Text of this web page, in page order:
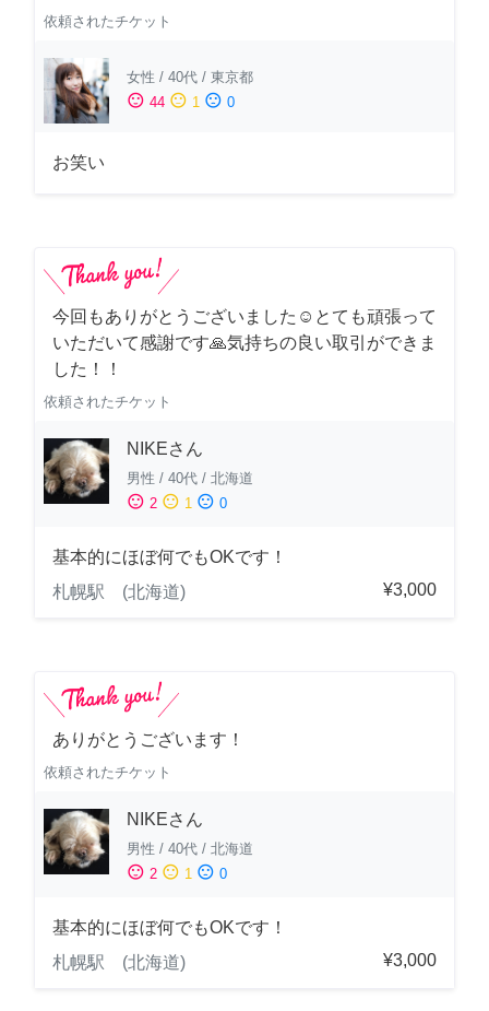
依頼されたチケット
女性 / 40代 / 東京都
sentiment_satisfied 44 sentiment_neutral 1 sentiment_dissatisfied 0
お笑い
今回もありがとうございました☺️とても頑張って
いただいて感謝です🙏気持ちの良い取引ができま
した！！
依頼されたチケット
NIKEさん
男性 / 40代 / 北海道
sentiment_satisfied 2 sentiment_neutral 1 sentiment_dissatisfied 0
基本的にほぼ何でもOKです！
札幌駅 (北海道)
¥3,000
ありがとうございます！
依頼されたチケット
NIKEさん
男性 / 40代 / 北海道
sentiment_satisfied 2 sentiment_neutral 1 sentiment_dissatisfied 0
基本的にほぼ何でもOKです！
札幌駅 (北海道)
¥3,000